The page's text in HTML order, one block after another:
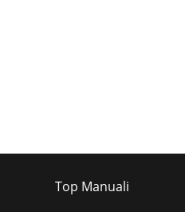
Top Manuali